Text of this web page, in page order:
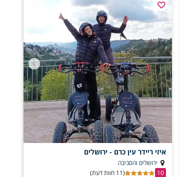
איזי ריידר עין כרם - ירושלים
ירושלים והסביבה
10
(11 חוות דעת)